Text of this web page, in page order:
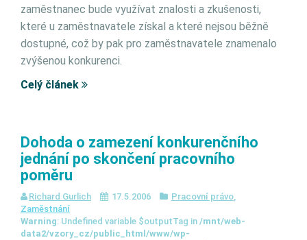
zaměstnanec bude využívat znalosti a zkušenosti,
které u zaměstnavatele získal a které nejsou běžně
dostupné, což by pak pro zaměstnavatele znamenalo
zvýšenou konkurenci.
Celý článek
Dohoda o zamezení konkurenčního
jednání po skončení pracovního
poměru
Richard Gurlich 17.5.2006 Pracovní právo,
Zaměstnání
Warning: Undefined variable $outputTag in /mnt/web-
data2/vzory_cz/public_html/www/wp-